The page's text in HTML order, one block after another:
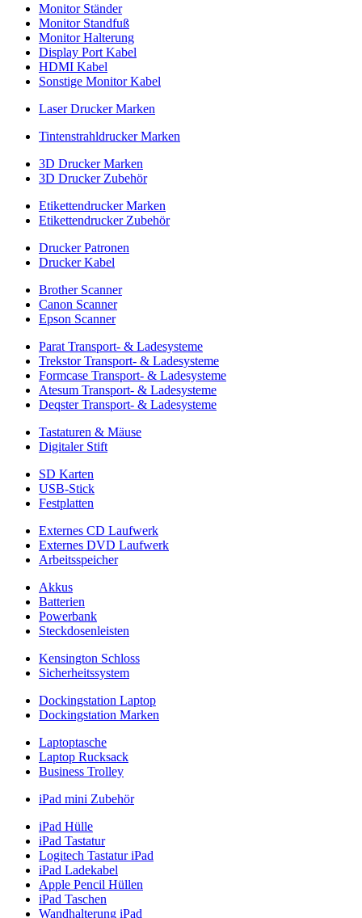
Monitor Ständer
Monitor Standfuß
Monitor Halterung
Display Port Kabel
HDMI Kabel
Sonstige Monitor Kabel
Laser Drucker Marken
Tintenstrahldrucker Marken
3D Drucker Marken
3D Drucker Zubehör
Etikettendrucker Marken
Etikettendrucker Zubehör
Drucker Patronen
Drucker Kabel
Brother Scanner
Canon Scanner
Epson Scanner
Parat Transport- & Ladesysteme
Trekstor Transport- & Ladesysteme
Formcase Transport- & Ladesysteme
Atesum Transport- & Ladesysteme
Deqster Transport- & Ladesysteme
Tastaturen & Mäuse
Digitaler Stift
SD Karten
USB-Stick
Festplatten
Externes CD Laufwerk
Externes DVD Laufwerk
Arbeitsspeicher
Akkus
Batterien
Powerbank
Steckdosenleisten
Kensington Schloss
Sicherheitssystem
Dockingstation Laptop
Dockingstation Marken
Laptoptasche
Laptop Rucksack
Business Trolley
iPad mini Zubehör
iPad Hülle
iPad Tastatur
Logitech Tastatur iPad
iPad Ladekabel
Apple Pencil Hüllen
iPad Taschen
Wandhalterung iPad